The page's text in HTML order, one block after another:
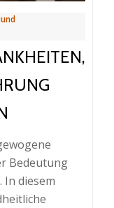
Bedeutung
In diesem